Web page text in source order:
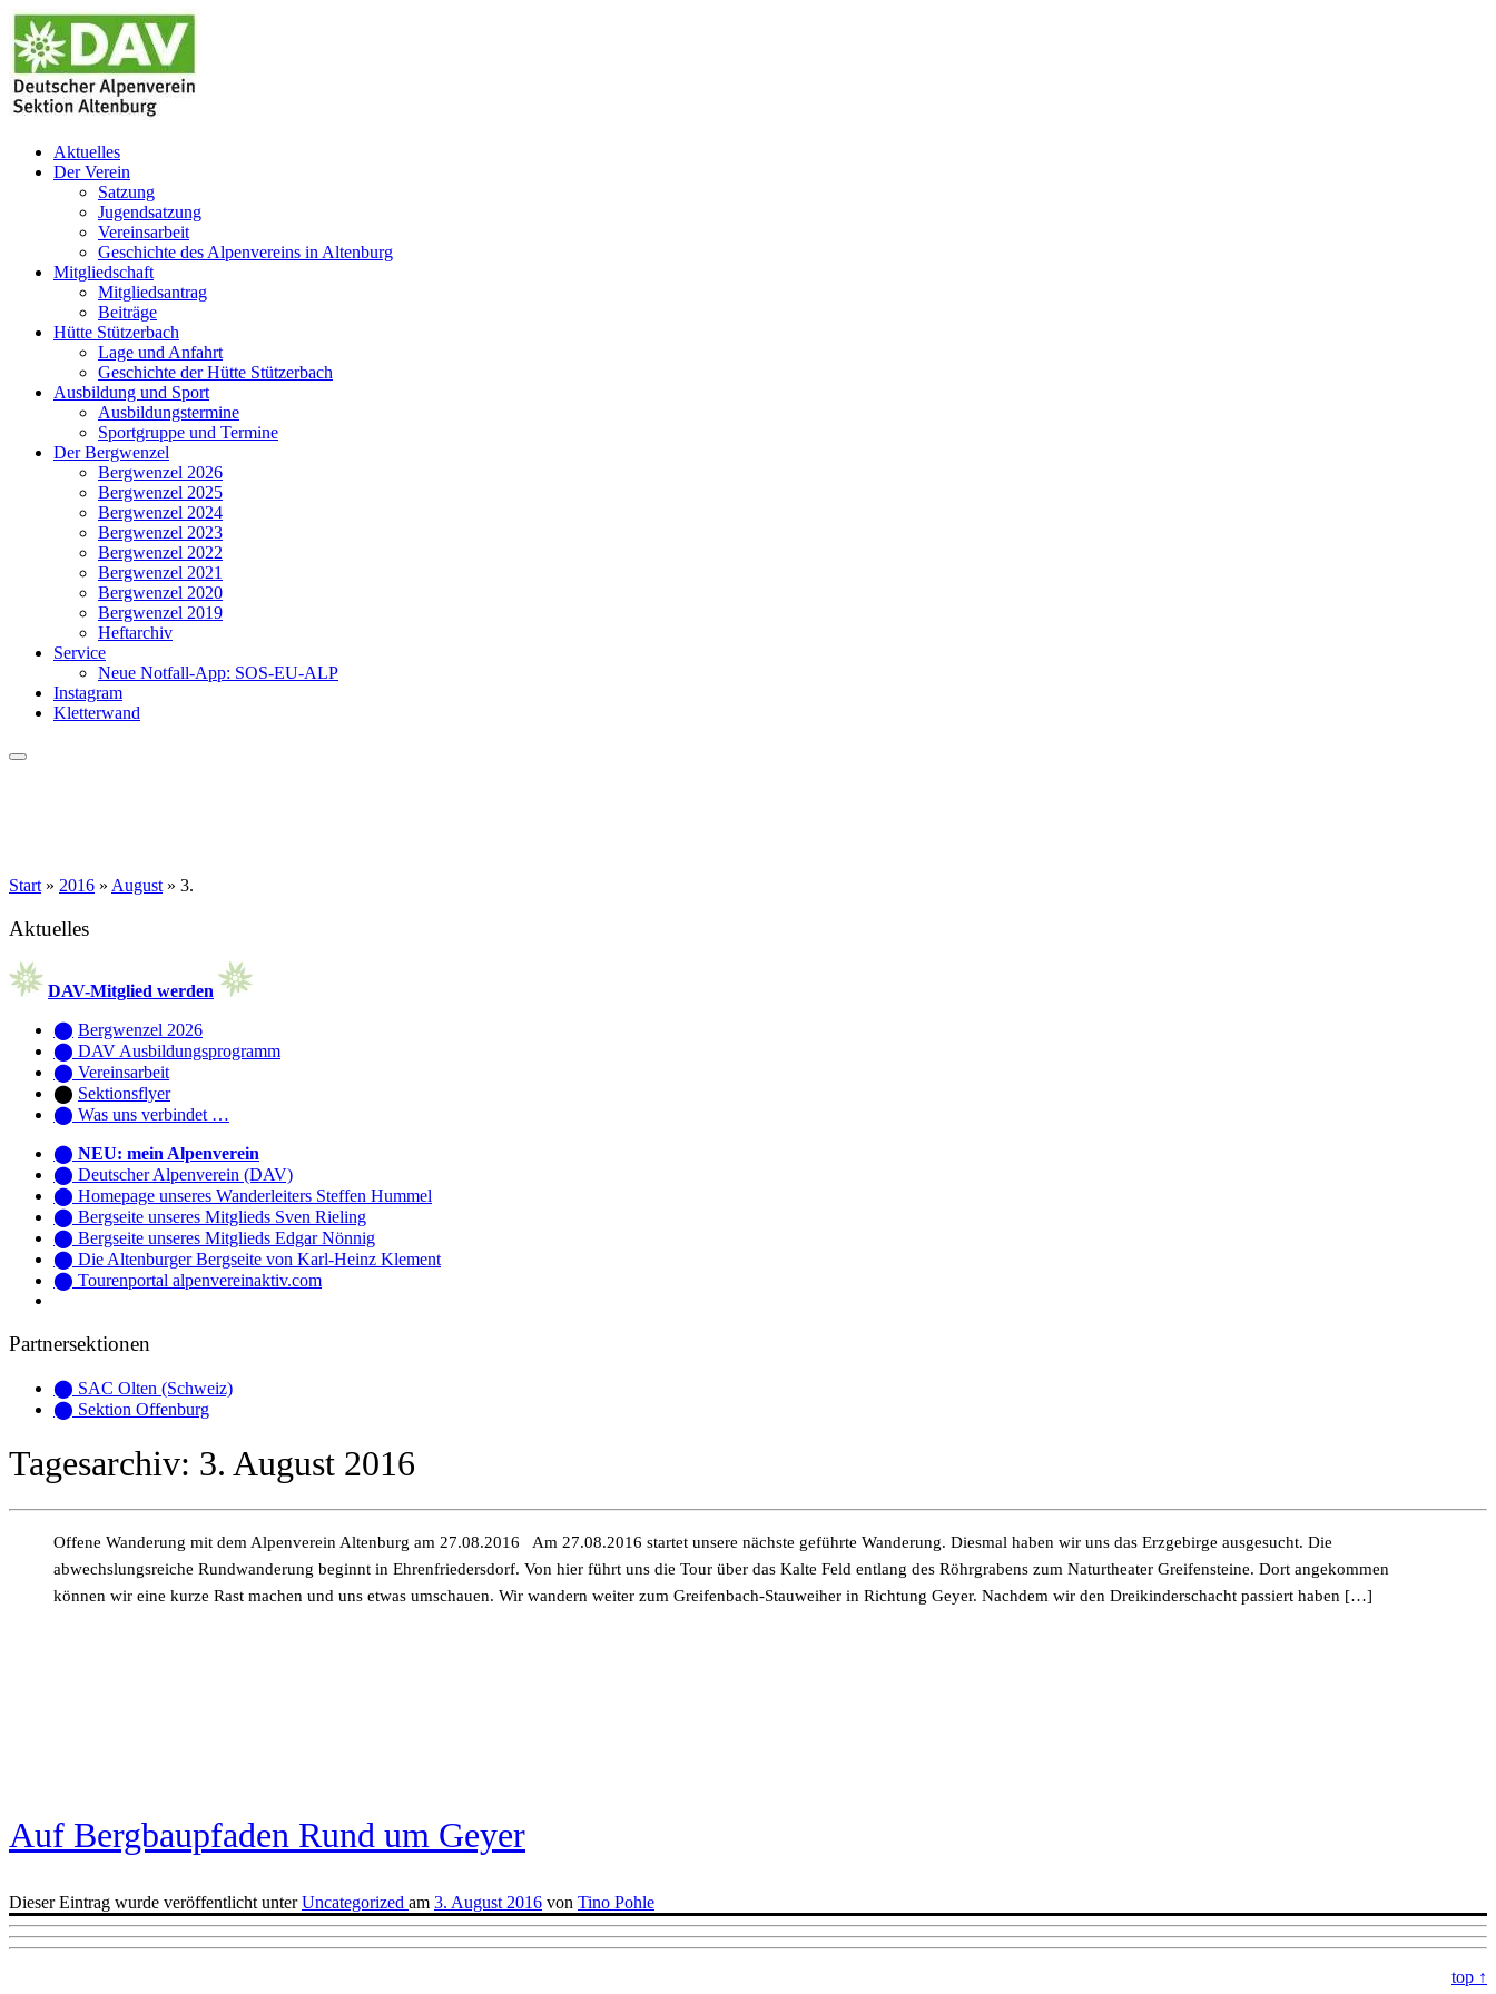
Zum
Inhalt
springen
Aktuelles
Der Verein
Satzung
Jugendsatzung
Vereinsarbeit
Geschichte des Alpenvereins in Altenburg
Mitgliedschaft
Mitgliedsantrag
Beiträge
Hütte Stützerbach
Lage und Anfahrt
Geschichte der Hütte Stützerbach
Ausbildung und Sport
Ausbildungstermine
Sportgruppe und Termine
Der Bergwenzel
Bergwenzel 2026
Bergwenzel 2025
Bergwenzel 2024
Bergwenzel 2023
Bergwenzel 2022
Bergwenzel 2021
Bergwenzel 2020
Bergwenzel 2019
Heftarchiv
Service
Neue Notfall-App: SOS-EU-ALP
Instagram
Kletterwand
Start » 2016 » August » 3.
Aktuelles
DAV-Mitglied werden
⬤ Bergwenzel 2026
⬤ DAV Ausbildungsprogramm
⬤ Vereinsarbeit
⬤ Sektionsflyer
⬤ Was uns verbindet …
⬤ NEU: mein Alpenverein
⬤ Deutscher Alpenverein (DAV)
⬤ Homepage unseres Wanderleiters Steffen Hummel
⬤ Bergseite unseres Mitglieds Sven Rieling
⬤ Bergseite unseres Mitglieds Edgar Nönnig
⬤ Die Altenburger Bergseite von Karl-Heinz Klement
⬤ Tourenportal alpenvereinaktiv.com
Partnersektionen
⬤ SAC Olten (Schweiz)
⬤ Sektion Offenburg
Tagesarchiv: 3. August 2016
Offene Wanderung mit dem Alpenverein Altenburg am 27.08.2016 Am 27.08.2016 startet unsere nächste geführte Wanderung. Diesmal haben wir uns das Erzgebirge ausgesucht. Die
abwechslungsreiche Rundwanderung beginnt in Ehrenfriedersdorf. Von hier führt uns die Tour über das Kalte Feld entlang des Röhrgrabens zum Naturtheater Greifensteine. Dort angekommen
können wir eine kurze Rast machen und uns etwas umschauen. Wir wandern weiter zum Greifenbach-Stauweiher in Richtung Geyer. Nachdem wir den Dreikinderschacht passiert haben […]
Auf Bergbaupfaden Rund um Geyer
Dieser Eintrag wurde veröffentlicht unterUncategorized am 3. August 2016 von Tino Pohle
top ↑